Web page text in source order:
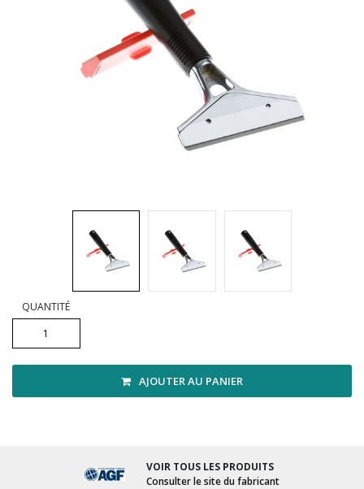
Guenilles et éponges
Hygiène personnelle
Microfibres et linges divers
QUANTITÉ
AJOUTER AU PANIER
VOIR TOUS LES PRODUITS
Consulter le site du fabricant